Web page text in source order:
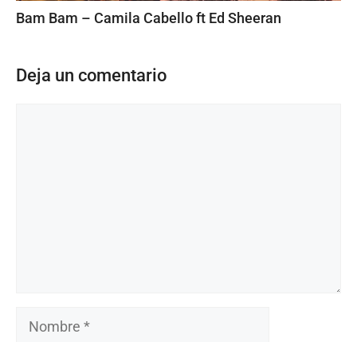
Bam Bam – Camila Cabello ft Ed Sheeran
Deja un comentario
Nombre